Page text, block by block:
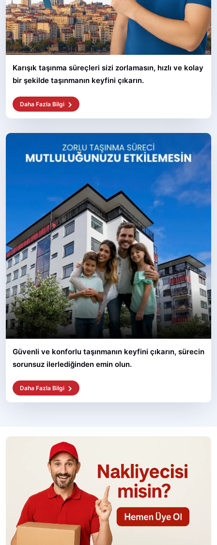
Karışık taşınma süreçleri sizi zorlamasın, hızlı ve kolay
bir şekilde taşınmanın keyfini çıkarın.
Daha Fazla Bilgi
Güvenli ve konforlu taşınmanın keyfini çıkarın, sürecin
sorunsuz ilerlediğinden emin olun.
Daha Fazla Bilgi